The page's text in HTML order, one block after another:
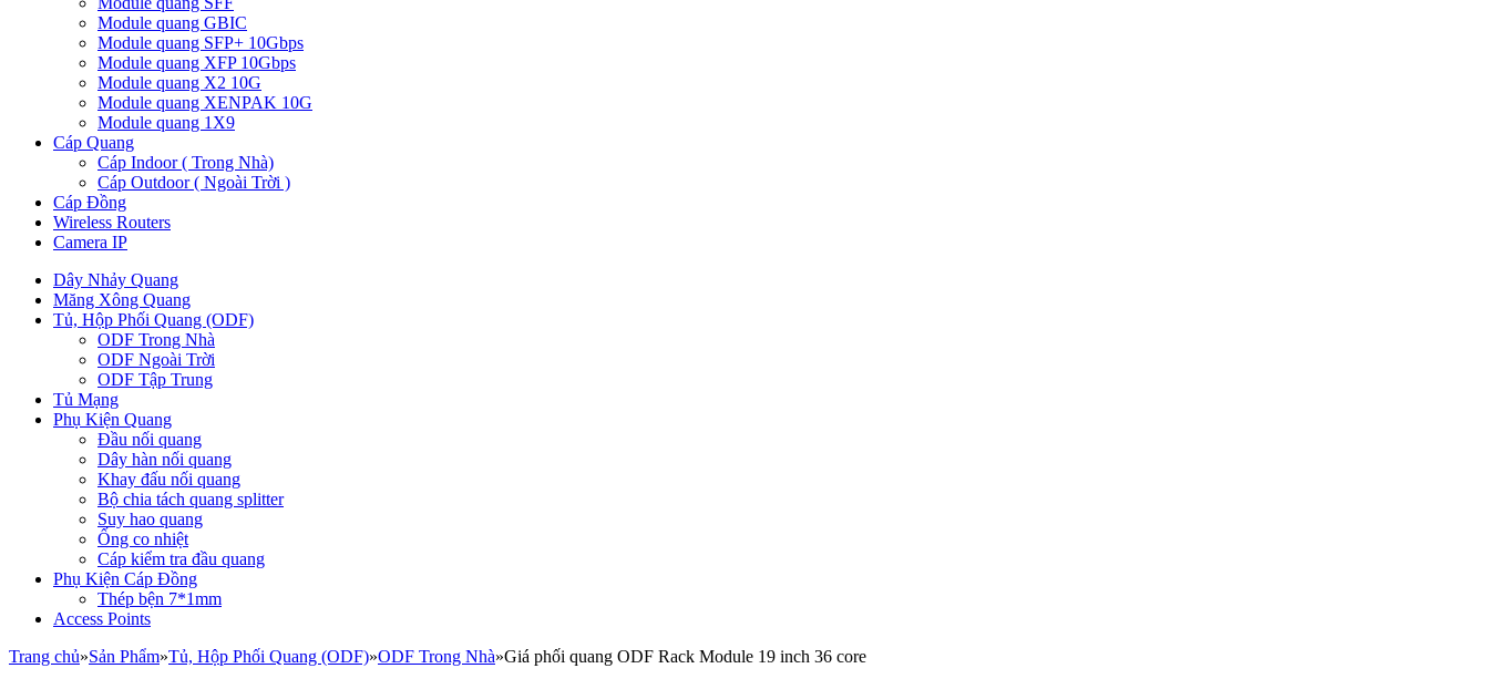
Module quang GBIC
Module quang SFP+ 10Gbps
Module quang XFP 10Gbps
Module quang X2 10G
Module quang XENPAK 10G
Module quang 1X9
Cáp Quang
Cáp Indoor ( Trong Nhà)
Cáp Outdoor ( Ngoài Trời )
Cáp Đồng
Wireless Routers
Camera IP
Dây Nhảy Quang
Măng Xông Quang
Tủ, Hộp Phối Quang (ODF)
ODF Trong Nhà
ODF Ngoài Trời
ODF Tập Trung
Tủ Mạng
Phụ Kiện Quang
Đầu nối quang
Dây hàn nối quang
Khay đấu nối quang
Bộ chia tách quang splitter
Suy hao quang
Ống co nhiệt
Cáp kiểm tra đầu quang
Phụ Kiện Cáp Đồng
Thép bện 7*1mm
Access Points
Trang chủ»Sản Phẩm»Tủ, Hộp Phối Quang (ODF)»ODF Trong Nhà»Giá phối quang ODF Rack Module 19 inch 36 core